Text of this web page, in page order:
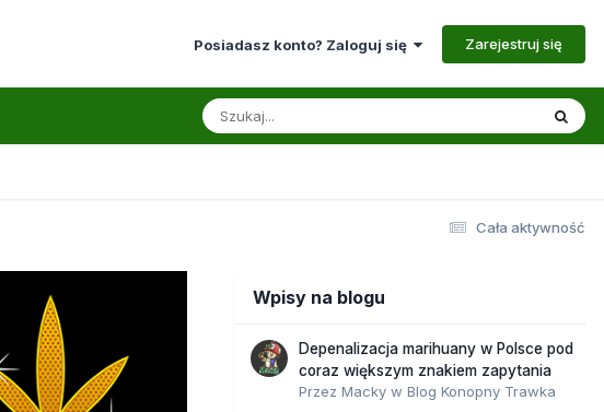
Posiadasz konto? Zaloguj się Zarejestruj się
Cała aktywność
Wpisy na blogu
Depenalizacja marihuany w Polsce pod
coraz większym znakiem zapytania
Przez Macky w Blog Konopny Trawka